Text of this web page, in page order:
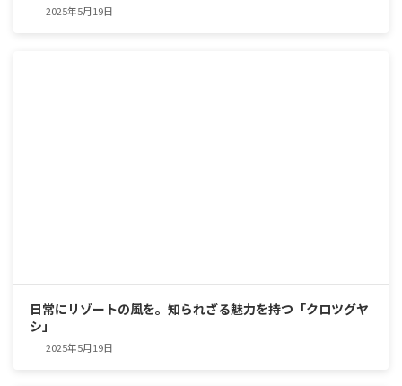
2025年5月19日
日常にリゾートの風を。知られざる魅力を持つ「クロツグヤ
シ」
2025年5月19日